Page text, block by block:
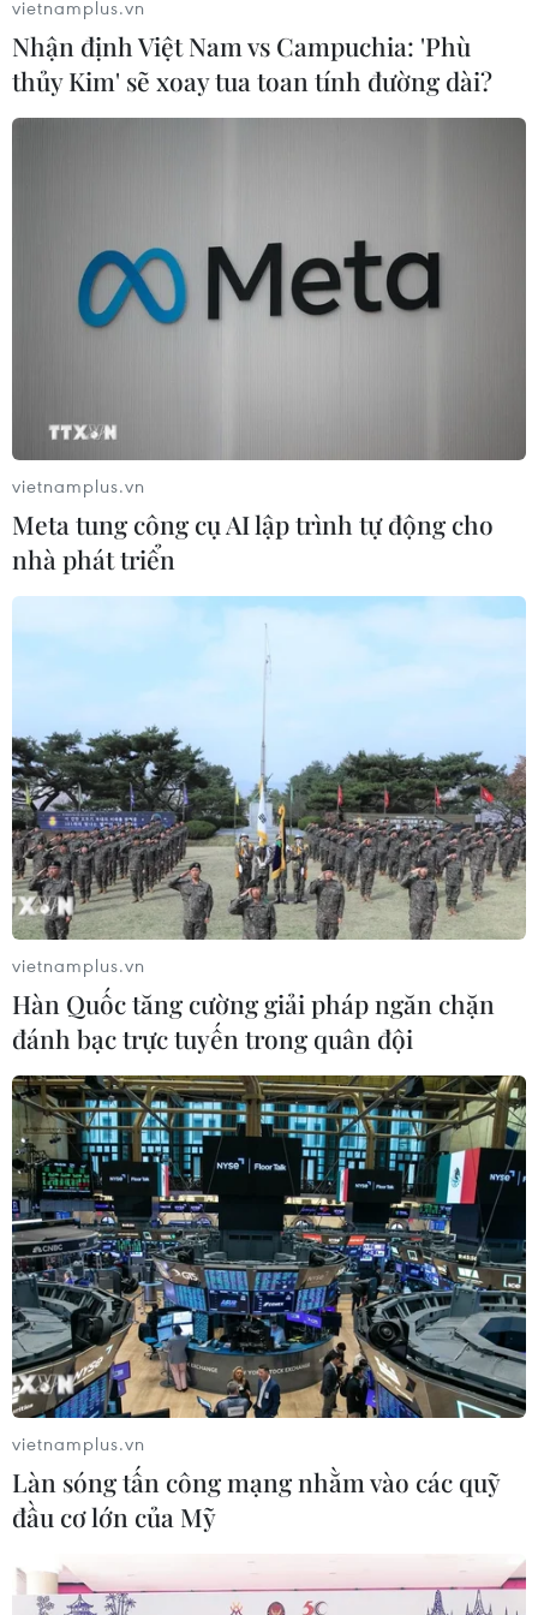
Mỹ-Cuba tổ chức cuộc họp Ủy ban song
phương lần thứ 4
01/10/2016 02:03
Ngày 13/10, Bộ Ngoại giao Mỹ cho biết một phái đoàn
của Mỹ gồm 2 Trợ lý Ngoại trưởng bắt đầu thăm Cuba,
từ ngày 13-15/10, để tiến hành vòng 2 cuộc đối thoại về
nhân quyền Mỹ-Cuba.
vietnamplus.vn
Nhận định Việt Nam vs Campuchia: 'Phù
thủy Kim' sẽ xoay tua toan tính đường dài?
vietnamplus.vn
Meta tung công cụ AI lập trình tự động cho
nhà phát triển
vietnamplus.vn
Hàn Quốc tăng cường giải pháp ngăn chặn
đánh bạc trực tuyến trong quân đội
vietnamplus.vn
Làn sóng tấn công mạng nhằm vào các quỹ
đầu cơ lớn của Mỹ